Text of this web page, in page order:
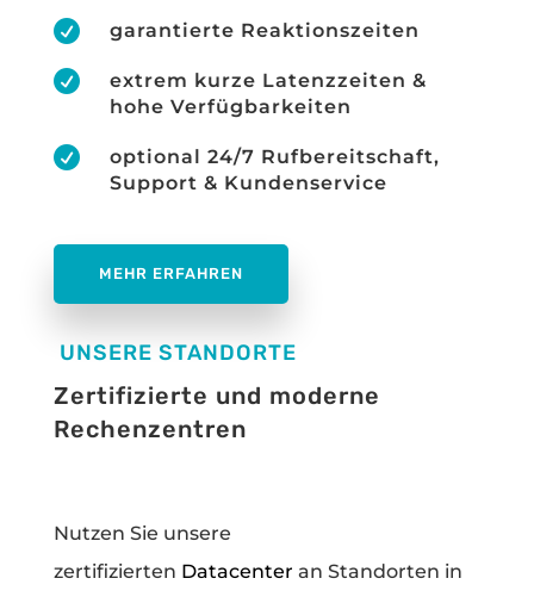
 garantierte Reaktionszeiten

extrem kurze Latenzzeiten &
hohe Verfügbarkeiten

optional 24/7 Rufbereitschaft,
Support & Kundenservice
MEHR ERFAHREN
UNSERE STANDORTE
Zertifizierte und moderne
Rechenzentren
Nutzen Sie unsere
zertifizierten Datacenter an Standorten in